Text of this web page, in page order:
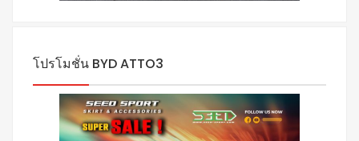
โปรโมชั่น BYD ATTO3